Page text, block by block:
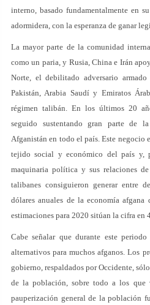
interno, basado fundamentalmente en
adormidera, con la esperanza de ganar
La mayor parte de la comunidad
como un paria, y Rusia, China e Irán
Norte, el debilitado adversario
Pakistán, Arabia Saudí y Emiratos
régimen talibán. En los últimos 20
seguido sustentando gran parte de
Afganistán en todo el país. Este negocio
tejido social y económico del país y,
maquinaria política y sus relaciones
talibanes consiguieron generar entre
dólares anuales de la economía
estimaciones para 2020 sitúan la cifra en
Cabe señalar que durante este
alternativos para muchos afganos. Los
gobierno, respaldados por Occidente,
de la población, sobre todo a los que
pauperización general de la población